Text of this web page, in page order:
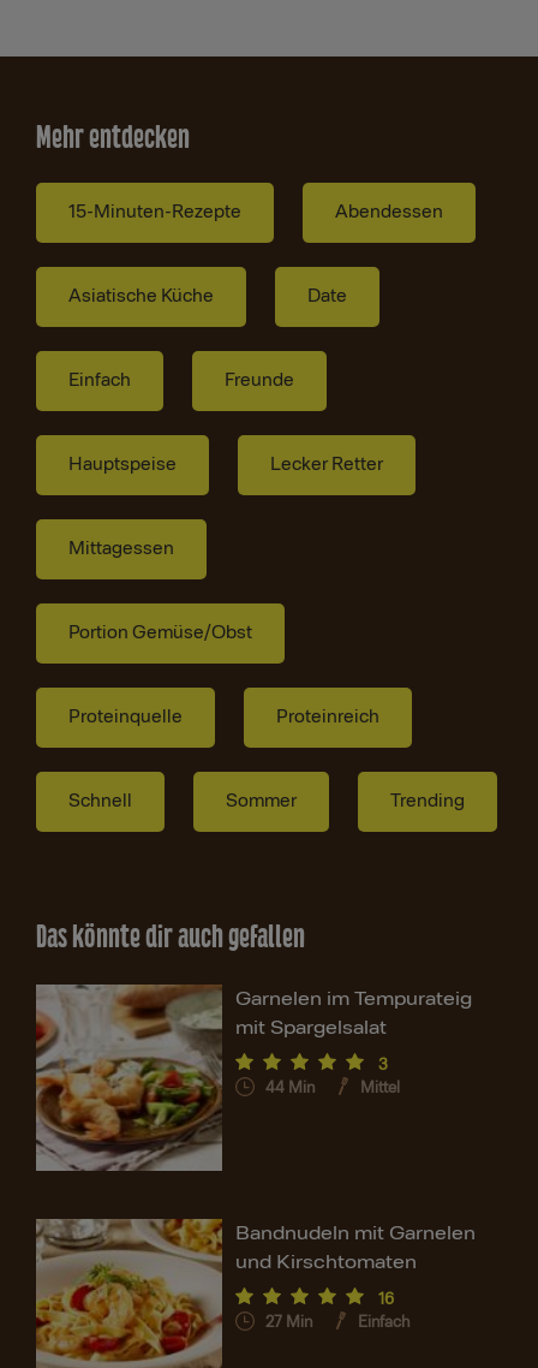
Mehr entdecken
15-Minuten-Rezepte Abendessen
Asiatische Küche Date
Einfach Freunde
Hauptspeise Lecker Retter
Mittagessen
Portion Gemüse/Obst
Proteinquelle Proteinreich
Schnell Sommer Trending
Das könnte dir auch gefallen
Garnelen im Tempurateig
mit Spargelsalat
3
44 Min Mittel
Bandnudeln mit Garnelen
und Kirschtomaten
16
27 Min Einfach